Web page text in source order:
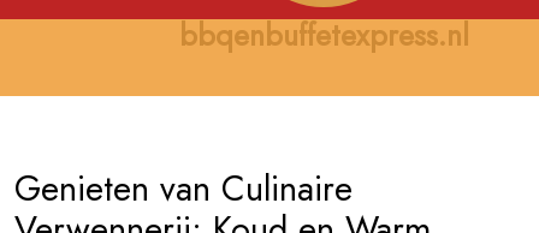
bbqenbuffetexpress.nl
Genieten van Culinaire